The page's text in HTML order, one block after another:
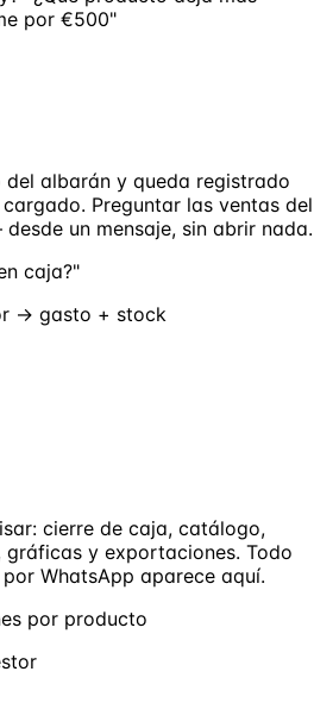
por €500"
albarán y queda registrado
Preguntar las ventas del
un mensaje, sin abrir nada.
caja?"
→ gasto + stock
cierre de caja, catálogo,
y exportaciones. Todo
WhatsApp aparece aquí.
por producto